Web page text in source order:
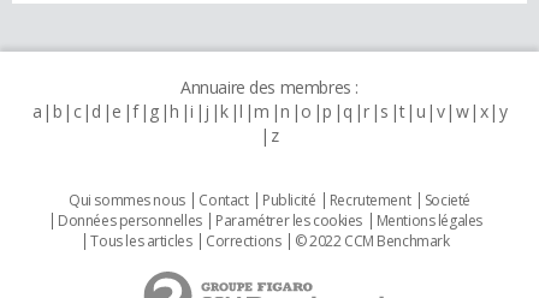
Annuaire des membres :
a b c d e f g h i j k l m n o p q r s t u v w x y
z
Qui sommes nous Contact Publicité Recrutement
Societé
Données personnelles
Paramétrer les cookies
Mentions légales
Tous les articles
Corrections © 2022 CCM Benchmark